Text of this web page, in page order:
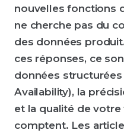
nouvelles fonctions
ne cherche pas du
des données
ces réponses, ce
données
Availability), la
et la qualité de
comptent. Les